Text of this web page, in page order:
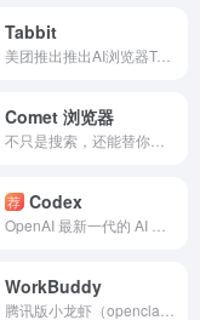
Tabbit
美团推出推出AI浏览器Tabbit ，Agent、妙招、脚本 ，浏览器成为你的高效助手。
Comet 浏览器
荐 Codex
WorkBuddy